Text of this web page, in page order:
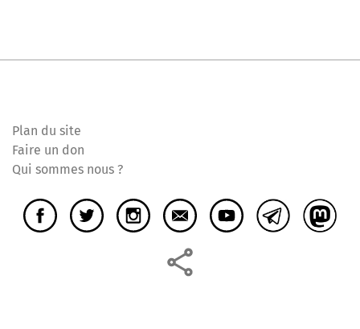
Plan du site
Faire un don
Qui sommes nous ?